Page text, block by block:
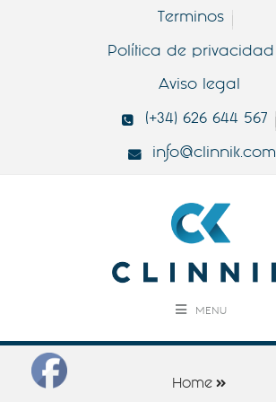
Terminos
Política de privacidad
Aviso legal
(+34) 626 644 567
info@clinnik.com
MENU
Home